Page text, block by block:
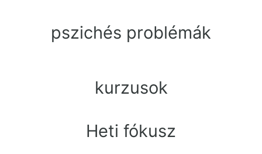
pszichés problémák
kurzusok
Heti fókusz